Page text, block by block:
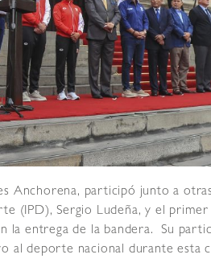
Anchorena, participó junto a
(IPD), Sergio Ludeña, y el
la entrega de la bandera. Su
al deporte nacional durante esta